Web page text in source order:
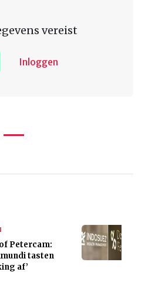
vereist
Inloggen
Petercam:
tasten
af’